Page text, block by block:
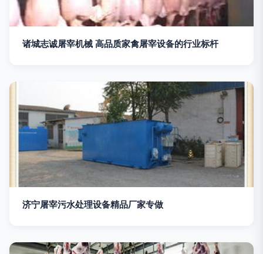
诸城志诚屠宰机械 高品质家禽屠宰设备的行业标杆
济宁屠宰污水处理设备精品厂家专做